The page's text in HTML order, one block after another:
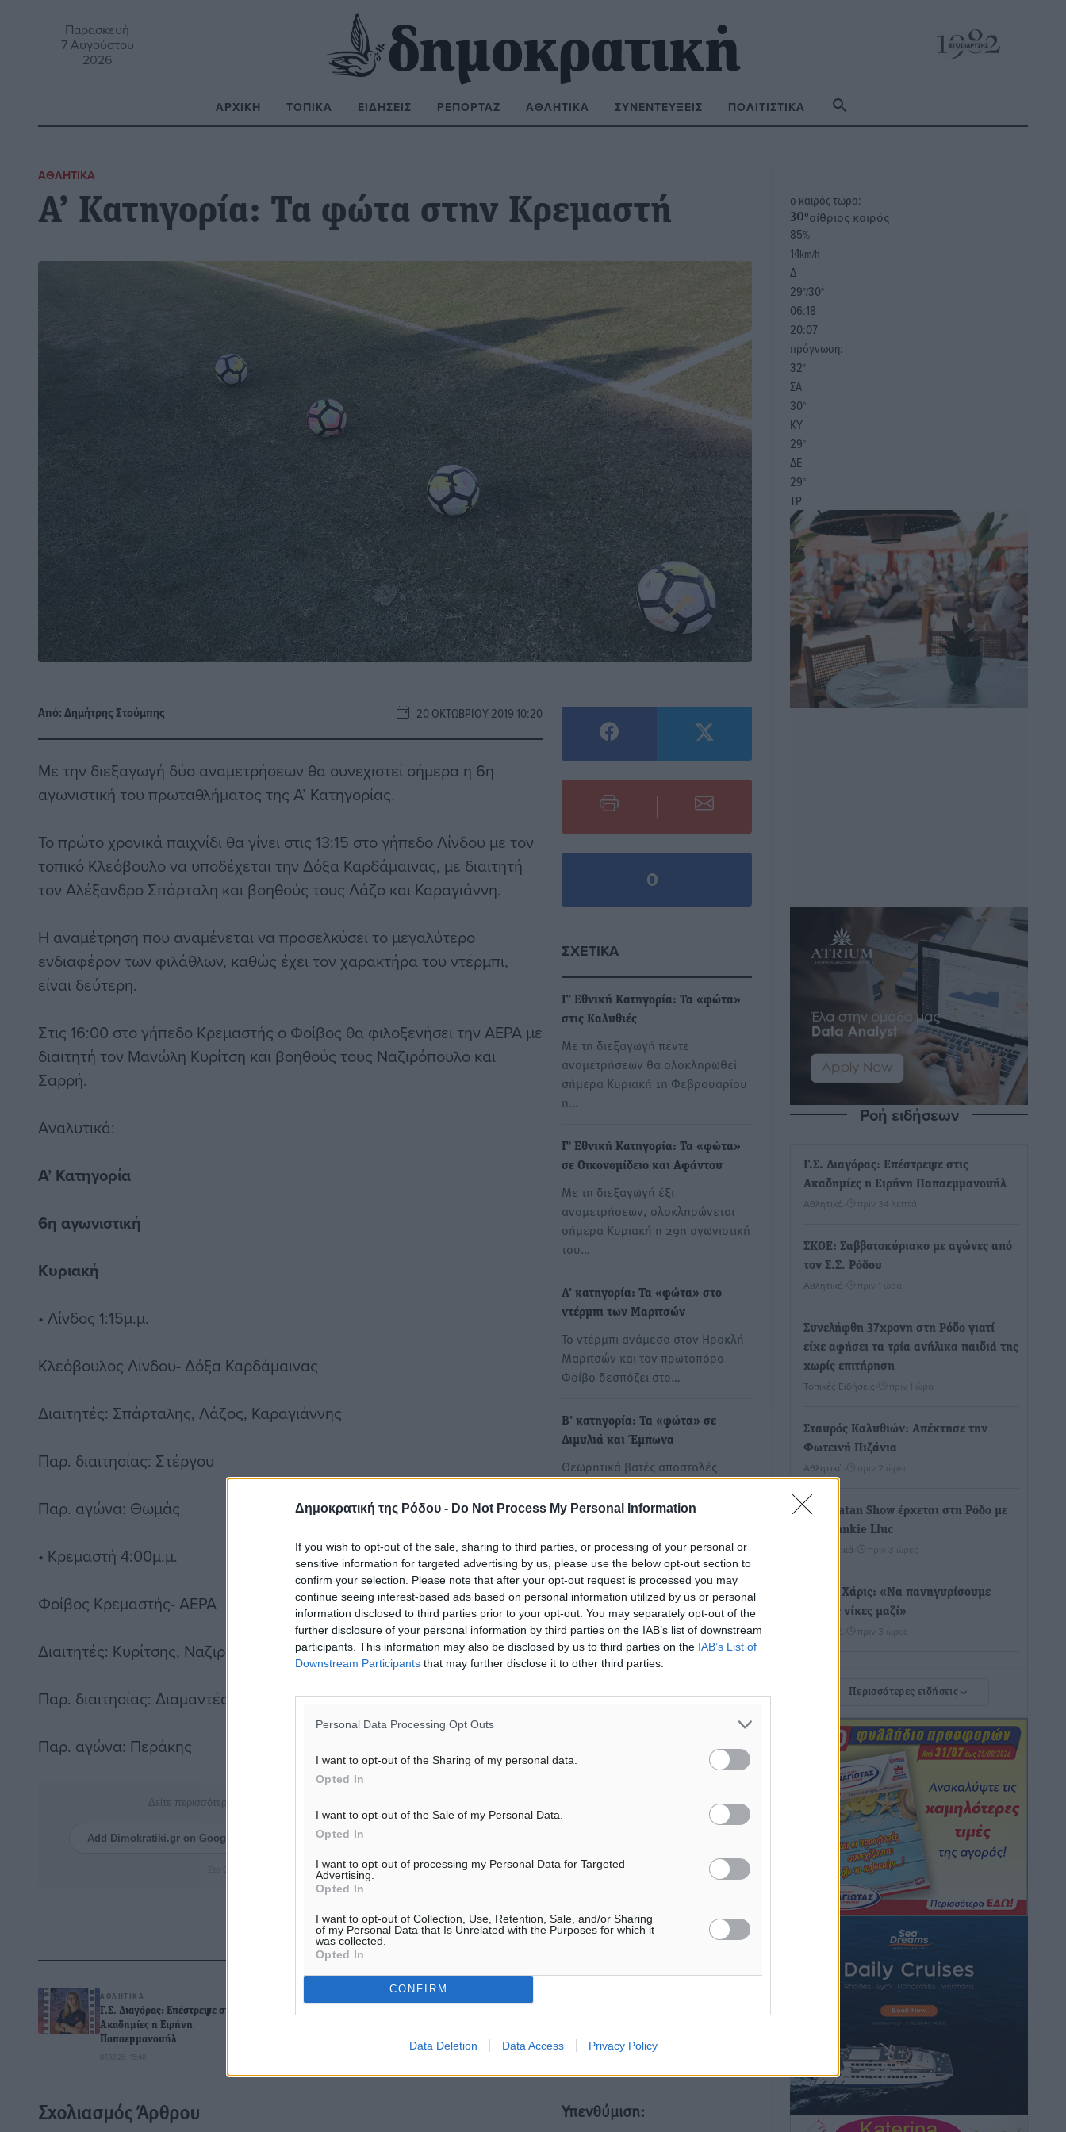
Δημοκρατική της Ρόδου - Do Not Process My Personal Information
If you wish to opt-out of the sale, sharing to third parties, or processing of your personal or
sensitive information for targeted advertising by us, please use the below opt-out section to
confirm your selection. Please note that after your opt-out request is processed you may
continue seeing interest-based ads based on personal information utilized by us or personal
information disclosed to third parties prior to your opt-out. You may separately opt-out of the
further disclosure of your personal information by third parties on the IAB’s list of downstream
participants. This information may also be disclosed by us to third parties on the IAB’s List of
Downstream Participants that may further disclose it to other third parties.
Personal Data Processing Opt Outs
I want to opt-out of the Sharing of my personal data.
Opted In
I want to opt-out of the Sale of my Personal Data.
Opted In
I want to opt-out of processing my Personal Data for Targeted
Advertising.
Opted In
I want to opt-out of Collection, Use, Retention, Sale, and/or Sharing
of my Personal Data that Is Unrelated with the Purposes for which it
was collected.
Opted In
CONFIRM
Data Deletion Data Access Privacy Policy
Παρασκευή
7 Αυγούστου
2026
ΑΡΧΙΚΉ ΤΟΠΙΚΆ ΕΙΔΉΣΕΙΣ ΡΕΠΟΡΤΆΖ ΑΘΛΗΤΙΚΆ ΣΥΝΕΝΤΕΎΞΕΙΣ ΠΟΛΙΤΙΣΤΙΚΆ
ΑΘΛΗΤΙΚΆ
Α’ Κατηγορία: Τα φώτα στην Κρεμαστή
Από:Δημήτρης Στούμπης 20 ΟΚΤΩΒΡΊΟΥ 2019 10:20
Με την διεξαγωγή δύο αναμετρήσεων θα συνεχιστεί σήμερα η 6η
αγωνιστική του πρωταθλήματος της Α’ Κατηγορίας.
Το πρώτο χρονικά παιχνίδι θα γίνει στις 13:15 στο γήπεδο Λίνδου με τον
τοπικό Κλεόβουλο να υποδέχεται την Δόξα Καρδάμαινας, με διαιτητή
τον Αλέξανδρο Σπάρταλη και βοηθούς τους Λάζο και Καραγιάννη.
Η αναμέτρηση που αναμένεται να προσελκύσει το μεγαλύτερο
ενδιαφέρον των φιλάθλων, καθώς έχει τον χαρακτήρα του ντέρμπι,
είναι δεύτερη.
Στις 16:00 στο γήπεδο Κρεμαστής ο Φοίβος θα φιλοξενήσει την ΑΕΡΑ με
διαιτητή τον Μανώλη Κυρίτση και βοηθούς τους Ναζιρόπουλο και
Σαρρή.
Αναλυτικά:
Α’ Κατηγορία
6η αγωνιστική
Κυριακή
• Λίνδος 1:15μ.μ.
Κλεόβουλος Λίνδου- Δόξα Καρδάμαινας
Διαιτητές: Σπάρταλης, Λάζος, Καραγιάννης
Παρ. διαιτησίας: Στέργου
Παρ. αγώνα: Θωμάς
• Κρεμαστή 4:00μ.μ.
Φοίβος Κρεμαστής- ΑΕΡΑ
Διαιτητές: Κυρίτσης, Ναζιρόπουλος, Σαρρής
Παρ. διαιτησίας: Διαμαντέας
Παρ. αγώνα: Περάκης
Δείτε περισσότερα άρθρα μας στα αποτελέσματα αναζήτησης
Add Dimokratiki.gr on Google ↗ Ακολουθήστε μας στο Google News ★ ↗
Στο Google News πατήστε ★ Ακολουθήστε
0
ΣΧΕΤΙΚΆ
Γ’ Εθνική Κατηγορία: Τα «φώτα»
στις Καλυθιές
Με τη διεξαγωγή πέντε
αναμετρήσεων θα ολοκληρωθεί
σήμερα Κυριακή 1η Φεβρουαρίου
η…
Γ’ Εθνική Κατηγορία: Τα «φώτα»
σε Οικονομίδειο και Αφάντου
Με τη διεξαγωγή έξι
αναμετρήσεων, ολοκληρώνεται
σήμερα Κυριακή η 29η αγωνιστική
του…
Α’ κατηγορία: Τα «φώτα» στο
ντέρμπι των Μαριτσών
Το ντέρμπι ανάμεσα στον Ηρακλή
Μαριτσών και τον πρωτοπόρο
Φοίβο δεσπόζει στο…
Β’ κατηγορία: Τα «φώτα» σε
Διμυλιά και Έμπωνα
Θεωρητικά βατές αποστολές
περιμένουν τους πρωτοπόρους
του 1ου ομίλου της Β’
ΔΙΑΒΑΣΕ ΕΠΙΣΗΣ
ΑΘΛΗΤΙΚΆ
Γ.Σ. Διαγόρας: Επέστρεψε στις
Ακαδημίες η Ειρήνη
Παπαεμμανουήλ
07.08.26 · 15:40
ΑΘΛΗΤΙΚΆ
07.08.26 · 14:15
Σχολιασμός Άρθρου Υπενθύμιση:
o καιρός τώρα:
30°αίθριος καιρός
85%
14km/h
Δ
29°/30°
06:18
20:07
πρόγνωση:
32°
ΣΑ
30°
ΚΥ
29°
ΔΕ
29°
ΤΡ
Ροή ειδήσεων
Γ.Σ. Διαγόρας: Επέστρεψε στις
Ακαδημίες η Ειρήνη Παπαεμμανουήλ
Αθλητικά πριν 34 λεπτά
ΣΚΟΕ: Σαββατοκύριακο με αγώνες από
τον Σ.Σ. Ρόδου
Αθλητικά πριν 1 ώρα
Συνελήφθη 37χρονη στη Ρόδο γιατί
είχε αφήσει τα τρία ανήλικα παιδιά της
χωρίς επιτήρηση
Τοπικές Ειδήσεις πριν 1 ώρα
Σταυρός Καλυθιών: Απέκτησε την
Φωτεινή Πιζάνια
Αθλητικά πριν 2 ώρες
Το Yucatan Show έρχεται στη Ρόδο με
τον Frankie Lluc
Πολιτιστικά πριν 3 ώρες
Σι Τζέι Χάρις: «Να πανηγυρίσουμε
πολλές νίκες μαζί»
Αθλητικά πριν 3 ώρες
Πανελλήνιο Πρωτάθλημα Πίστας
Διαγόρας: Μετεγγραφικό ντεμαράζ
Αθλητικά• πριν 3 ώρες
Γ.Σ. Διαγόρας: Εντατική προετοιμασία
και επιστροφή Ρίζου στις Ακαδημίες
Αθλητικά• πριν 3 ώρες
Εθνική Ανδρών: Ραντεβού στο Telekom
Center Athens
πριν 3 ώρες
ΕΠΟ: Απέσυρε τη στήριξή της στην
πριν 3 ώρες
Φοίβος Κω: Το «ευχαριστώ» για το 9ο
Kos 3X3 Basketball Festival
Αθλητικά•
Περισσότερες ειδήσεις